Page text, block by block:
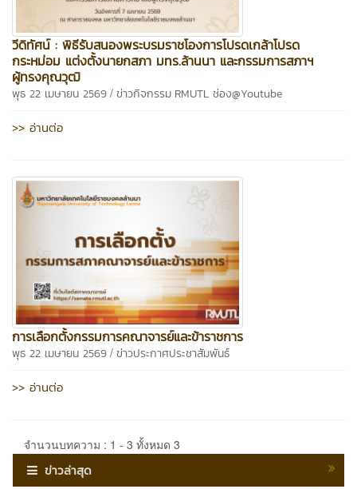
วีดิทัศน์ : พิธีรับสนองพระบรมราชโองการโปรดเกล้าโปรด
กระหม่อม แต่งตั้งนายกสภา มทร.ล้านนา และกรรมการสภาฯ
ผู้ทรงคุณวุฒิ
พุธ 22 เมษายน 2569 / ข่าวกิจกรรม RMUTL ช่อง@Youtube
>> อ่านต่อ
การเลือกตั้งกรรมการคณาจารย์และข้าราชการ
พุธ 22 เมษายน 2569 / ข่าวประกาศประชาสัมพันธ์
>> อ่านต่อ
จำนวนบทความ : 1 - 3 ทั้งหมด 3
ข่าวล่าสุด